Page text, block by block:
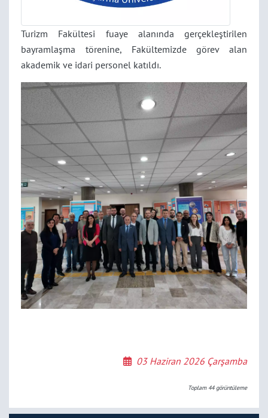
Turizm Fakültesi fuaye alanında gerçekleştirilen
bayramlaşma törenine, Fakültemizde görev alan
akademik ve idari personel katıldı.
03 Haziran 2026 Çarşamba
Toplam 44görüntüleme